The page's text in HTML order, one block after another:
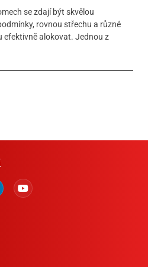
se zdají být skvělou
rovnou střechu a různé
efektivně alokovat. Jednou z